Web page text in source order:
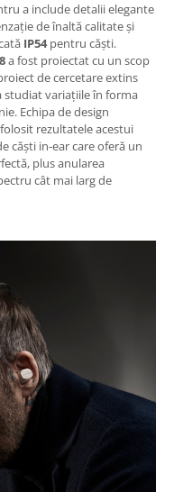
a include detalii elegante
de înaltă calitate și
IP54pentru căști.
a fost proiectat cu un scop
de cercetare extins
studiat variațiile în forma
Echipa de design
rezultatele acestui
căști in-ear care oferă un
plus anularea
cât mai larg de